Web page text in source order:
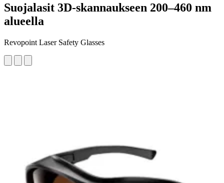
Suojalasit 3D-skannaukseen 200–460 nm
alueella
Revopoint Laser Safety Glasses